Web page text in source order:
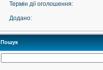
Термін дії оголошення:
Додано:
Пошук